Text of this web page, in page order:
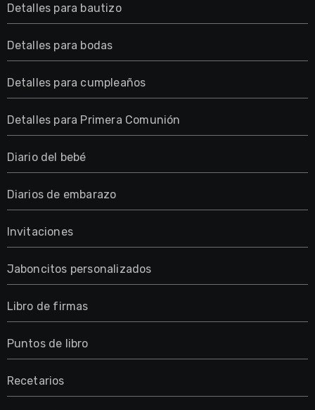
Detalles para bautizo
Detalles para bodas
Detalles para cumpleaños
Detalles para Primera Comunión
Diario del bebé
Diarios de embarazo
Invitaciones
Jaboncitos personalizados
Libro de firmas
Puntos de libro
Recetarios